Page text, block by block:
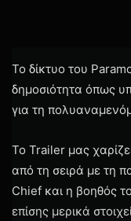
Το δίκτυο του
δημοσιότητα όπως
για τη
To Trailer μας
από τη σειρά με τη
Chief και η βοηθός
επίσης μερικά